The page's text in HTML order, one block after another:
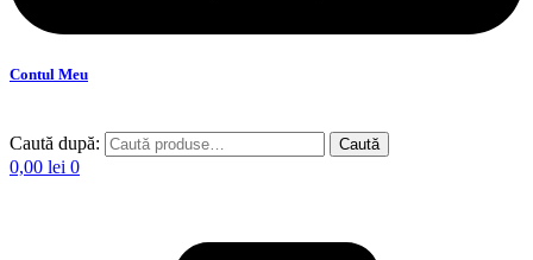
Contul Meu
Caută după: Caută
0,00 lei 0